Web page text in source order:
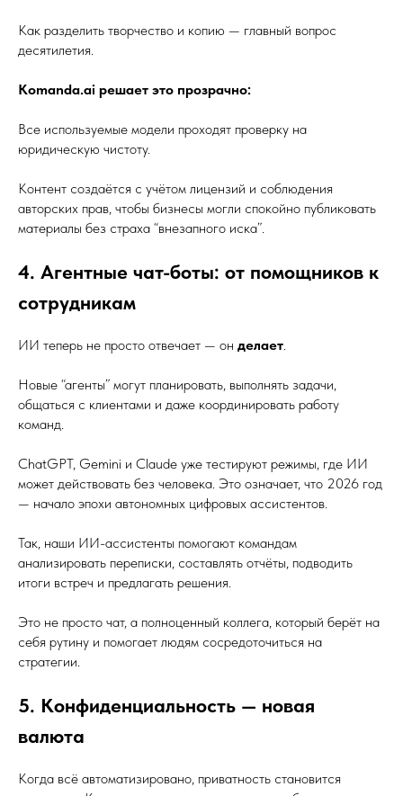
Как разделить творчество и копию — главный вопрос
десятилетия.
Komanda.ai решает это прозрачно:
Все используемые модели проходят проверку на
юридическую чистоту.
Контент создаётся с учётом лицензий и соблюдения
авторских прав, чтобы бизнесы могли спокойно публиковать
материалы без страха “внезапного иска”.
4. Агентные чат-боты: от помощников к
сотрудникам
ИИ теперь не просто отвечает — он делает.
Новые “агенты” могут планировать, выполнять задачи,
общаться с клиентами и даже координировать работу
команд.
ChatGPT, Gemini и Claude уже тестируют режимы, где ИИ
может действовать без человека. Это означает, что 2026 год
— начало эпохи автономных цифровых ассистентов.
Так, наши ИИ-ассистенты помогают командам
анализировать переписки, составлять отчёты, подводить
итоги встреч и предлагать решения.
Это не просто чат, а полноценный коллега, который берёт на
себя рутину и помогает людям сосредоточиться на
стратегии.
5. Конфиденциальность — новая
валюта
Когда всё автоматизировано, приватность становится